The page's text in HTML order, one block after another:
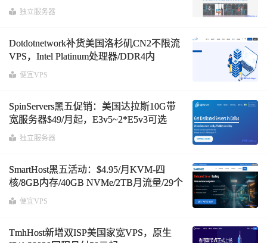
雅图机房
独立服务器
Dotdotnetwork补货美国洛杉矶CN2不限流
VPS，Intel Platinum处理器/DDR4内
存/Nvme企业级SSD，$9/月起
便宜VPS
SpinServers黑五促销：美国达拉斯10G带
宽服务器$49/月起，E3v5~2*E5v3可选
独立服务器
SmartHost黑五活动：$4.95/月KVM-四
核/8GB内存/40GB NVMe/2TB月流量/29个
数据中心可选
便宜VPS
TmhHost新增双ISP美国家宽VPS，原生